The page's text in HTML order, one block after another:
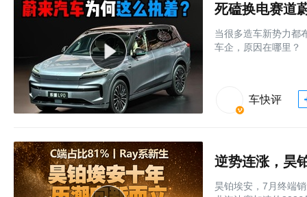
死磕换电赛道
当很多造车新势力都
车企，原因在哪里？
车快评
昊铂埃安，7月终端